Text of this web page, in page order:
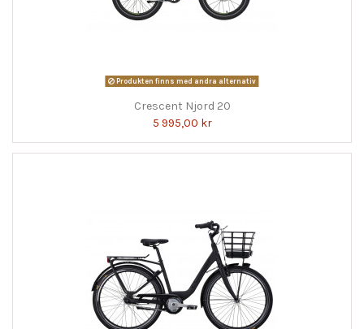
Produkten finns med andra alternativ
Crescent Njord 20
5 995,00 kr